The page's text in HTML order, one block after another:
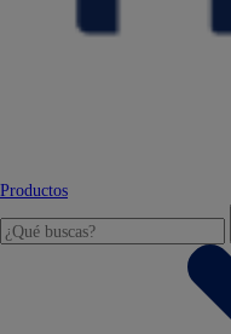
Productos